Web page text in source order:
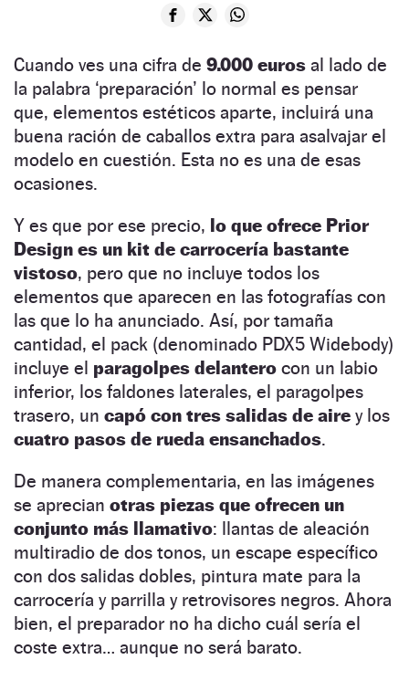
Cuando ves una cifra de 9.000 euros al lado de
la palabra ‘preparación’ lo normal es pensar
que, elementos estéticos aparte, incluirá una
buena ración de caballos extra para asalvajar el
modelo en cuestión. Esta no es una de esas
ocasiones.
Y es que por ese precio, lo que ofrece Prior
Design es un kit de carrocería bastante
vistoso, pero que no incluye todos los
elementos que aparecen en las fotografías con
las que lo ha anunciado. Así, por tamaña
cantidad, el pack (denominado PDX5 Widebody)
incluye el paragolpes delantero con un labio
inferior, los faldones laterales, el paragolpes
trasero, un capó con tres salidas de aire y los
cuatro pasos de rueda ensanchados.
De manera complementaria, en las imágenes
se aprecian otras piezas que ofrecen un
conjunto más llamativo: llantas de aleación
multiradio de dos tonos, un escape específico
con dos salidas dobles, pintura mate para la
carrocería y parrilla y retrovisores negros. Ahora
bien, el preparador no ha dicho cuál sería el
coste extra… aunque no será barato.